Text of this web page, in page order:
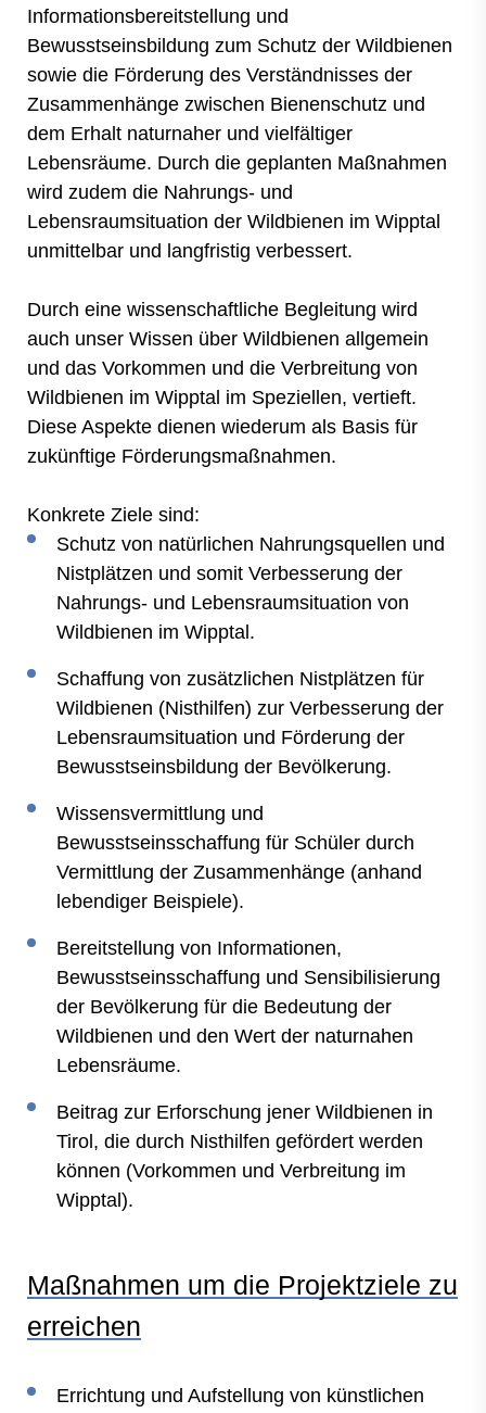
Informationsbereitstellung und
Bewusstseinsbildung zum Schutz der Wildbienen
sowie die Förderung des Verständnisses der
Zusammenhänge zwischen Bienenschutz und
dem Erhalt naturnaher und vielfältiger
Lebensräume. Durch die geplanten Maßnahmen
wird zudem die Nahrungs- und
Lebensraumsituation der Wildbienen im Wipptal
unmittelbar und langfristig verbessert.
Durch eine wissenschaftliche Begleitung wird
auch unser Wissen über Wildbienen allgemein
und das Vorkommen und die Verbreitung von
Wildbienen im Wipptal im Speziellen, vertieft.
Diese Aspekte dienen wiederum als Basis für
zukünftige Förderungsmaßnahmen.
Konkrete Ziele sind:
Schutz von natürlichen Nahrungsquellen und
Nistplätzen und somit Verbesserung der
Nahrungs- und Lebensraumsituation von
Wildbienen im Wipptal.
Schaffung von zusätzlichen Nistplätzen für
Wildbienen (Nisthilfen) zur Verbesserung der
Lebensraumsituation und Förderung der
Bewusstseinsbildung der Bevölkerung.
Wissensvermittlung und
Bewusstseinsschaffung für Schüler durch
Vermittlung der Zusammenhänge (anhand
lebendiger Beispiele).
Bereitstellung von Informationen,
Bewusstseinsschaffung und Sensibilisierung
der Bevölkerung für die Bedeutung der
Wildbienen und den Wert der naturnahen
Lebensräume.
Beitrag zur Erforschung jener Wildbienen in
Tirol, die durch Nisthilfen gefördert werden
können (Vorkommen und Verbreitung im
Wipptal).
Maßnahmen um die Projektziele zu
erreichen
Errichtung und Aufstellung von künstlichen